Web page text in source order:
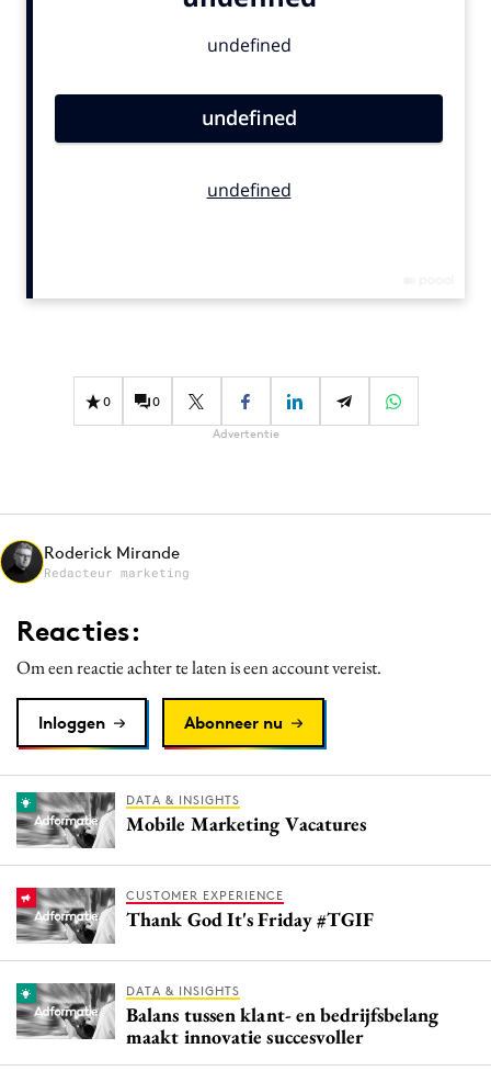
Gedragsverandering
Influencer marketing
Media
Merkstrategie
PR
Purpose Marketing
Reputatie & crisis
0 0
Advertentie
Roderick Mirande
Redacteur marketing
Reacties:
Om een reactie achter te laten is een account vereist.
Inloggen Abonneer nu
DATA & INSIGHTS
Mobile Marketing Vacatures
CUSTOMER EXPERIENCE
Thank God It's Friday #TGIF
DATA & INSIGHTS
Balans tussen klant- en bedrijfsbelang
maakt innovatie succesvoller